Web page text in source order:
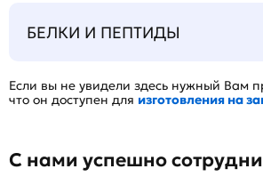
БЕЛКИ И ПЕПТИДЫ
Если вы не увидели здесь нужный Вам
что он доступен для изготовления на
С нами успешно